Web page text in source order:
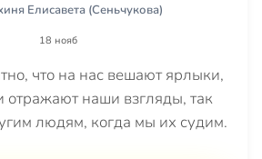
Елисавета (Сеньчукова)
18 нояб
что на нас вешают ярлыки,
отражают наши взгляды, так
людям, когда мы их судим.